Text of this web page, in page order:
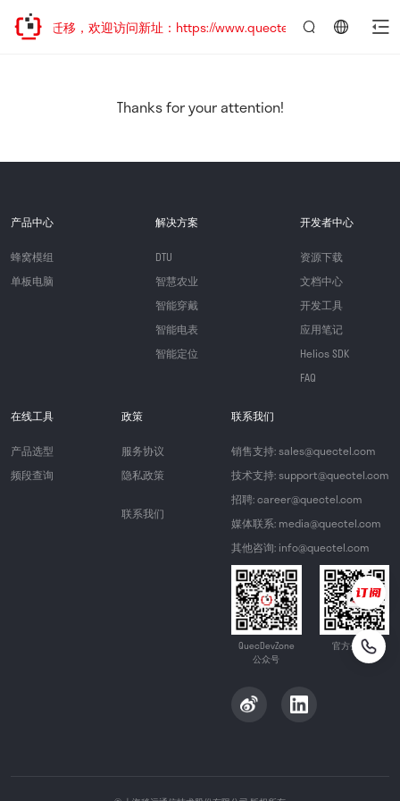
地址已迁移，欢迎访问新址：https://www.quectel.com.cn
Thanks for your attention!
产品中心
蜂窝模组
单板电脑
解决方案
DTU
智慧农业
智能穿戴
智能电表
智能定位
开发者中心
资源下载
文档中心
开发工具
应用笔记
Helios SDK
FAQ
在线工具
产品选型
频段查询
政策
服务协议
隐私政策
联系我们
联系我们
销售支持: sales@quectel.com
技术支持: support@quectel.com
招聘: career@quectel.com
媒体联系: media@quectel.com
其他咨询: info@quectel.com
QuecDevZone
公众号
官方公众号